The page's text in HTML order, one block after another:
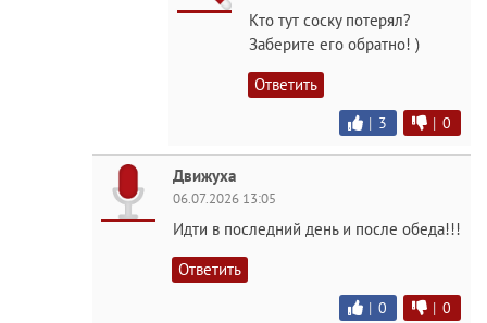
Кто тут соску потерял?
Заберите его обратно! )
Ответить
| 3 | 0
Движуха
06.07.2026 13:05
Идти в последний день и после обеда!!!
Ответить
| 0 | 0